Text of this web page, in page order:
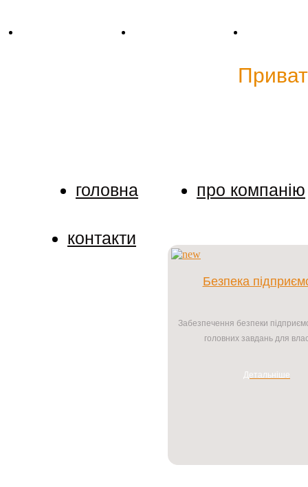
головна про компанію
контакти
Безпека
Забезпечення безпеки
головних завдань для
Детальніше